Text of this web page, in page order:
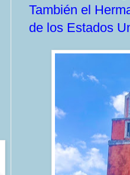
También el
de los Estados